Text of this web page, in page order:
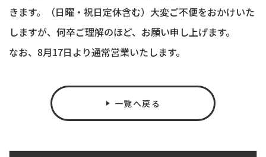
きます。（日曜・祝日定休含む）大変ご不便をおかけいた
しますが、何卒ご理解のほど、お願い申し上げます。
なお、8月17日より通常営業いたします。
一覧へ戻る